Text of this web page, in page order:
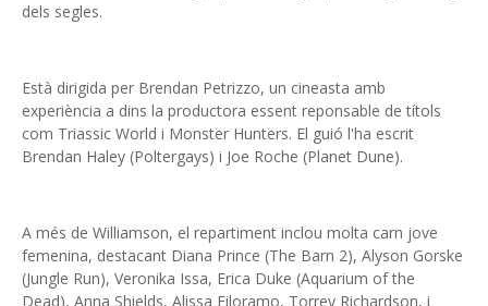
dels segles.
Està dirigida per Brendan Petrizzo, un cineasta amb
experiència a dins la productora essent reponsable de títols
com Triassic World i Monster Hunters. El guió l'ha escrit
Brendan Haley (Poltergays) i Joe Roche (Planet Dune).
A més de Williamson, el repartiment inclou molta carn jove
femenina, destacant Diana Prince (The Barn 2), Alyson Gorske
(Jungle Run), Veronika Issa, Erica Duke (Aquarium of the
Dead), Anna Shields, Alissa Filoramo, Torrey Richardson, i